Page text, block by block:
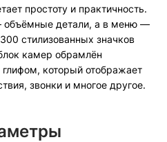
простоту и практичность.
объёмные детали, а в меню —
стилизованных значков
камер обрамлён
который отображает
звонки и многое другое.